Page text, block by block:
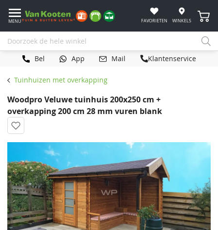
MENU FAVORIETEN WINKELS
Bel App Mail Klantenservice
Tuinhuizen met overkapping
Woodpro Veluwe tuinhuis 200x250 cm +
overkapping 200 cm 28 mm vuren blank